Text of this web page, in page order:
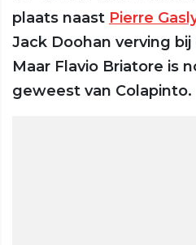
plaats naast Pierre
Jack Doohan verving
Maar Flavio Briatore is
geweest van Colapinto.